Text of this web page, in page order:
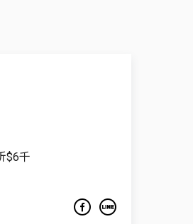
$6千